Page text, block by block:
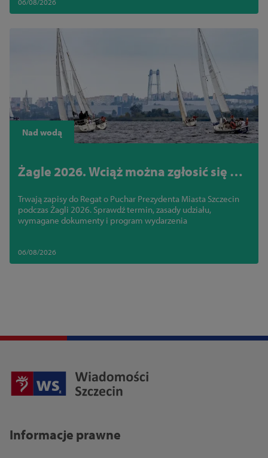
06/08/2026
Nad wodą
Żagle 2026. Wciąż można zgłosić się do
Trwają zapisy do Regat o Puchar Prezydenta Miasta Szczecin
podczas Żagli 2026. Sprawdź termin, zasady udziału,
wymagane dokumenty i program wydarzenia
06/08/2026
Informacje prawne